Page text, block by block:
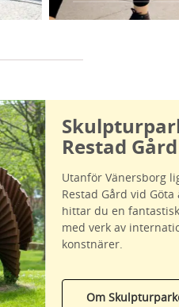
Restad Gård
Utanför Vänersborg
Restad Gård vid
hittar du en
med verk av
konstnärer.
Om